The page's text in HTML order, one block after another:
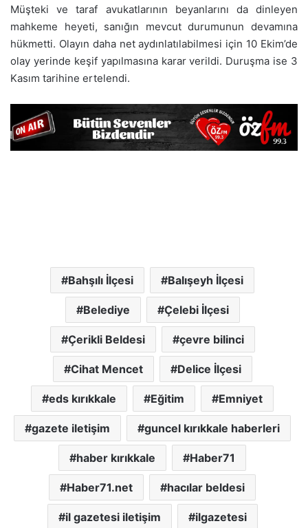
Müşteki ve taraf avukatlarının beyanlarını da dinleyen
mahkeme heyeti, sanığın mevcut durumunun devamına
hükmetti. Olayın daha net aydınlatılabilmesi için 10 Ekim’de
olay yerinde keşif yapılmasına karar verildi. Duruşma ise 3
Kasım tarihine ertelendi.
Bahşılı İlçesi Balışeyh İlçesi
Belediye Çelebi İlçesi
Çerikli Beldesi çevre bilinci
Cihat Mencet Delice İlçesi
eds kırıkkale Eğitim Emniyet
gazete iletişim guncel kırıkkale haberleri
haber kırıkkale Haber71
Haber71.net hacılar beldesi
il gazetesi iletişim ilgazetesi